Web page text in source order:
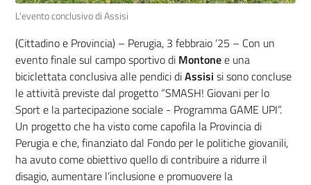
L'evento conclusivo di Assisi
(Cittadino e Provincia) – Perugia, 3 febbraio ‘25 – Con un
evento finale sul campo sportivo di Montonee una
biciclettata conclusiva alle pendici diAssisi si sono concluse
le attività previste dal progetto “SMASH! Giovani per lo
Sport e la partecipazione sociale - Programma GAME UPI”.
Un progetto che ha visto come capofila la Provincia di
Perugia e che, finanziato dal Fondo per le politiche giovanili,
ha avuto come obiettivo quello di contribuire a ridurre il
disagio, aumentare l’inclusione e promuovere la